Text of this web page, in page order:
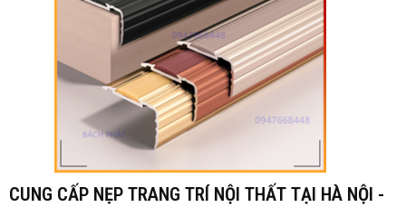
CUNG CẤP NẸP TRANG TRÍ NỘI THẤT TẠI HÀ NỘI -